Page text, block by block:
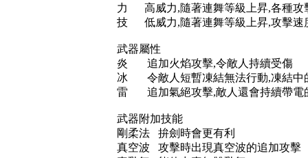
力 高威力,隨著連舞等級上昇,各種攻
技 低威力,隨著連舞等級上昇,攻擊速
武器屬性
炎 追加火焰攻擊,令敵人持續受傷
冰 令敵人短暫凍結無法行動,凍結中
雷 追加氣絕攻擊,敵人還會持續帶電
武器附加技能
剛柔法 拚劍時會更有利
真空波 攻擊時出現真空波的追加攻擊